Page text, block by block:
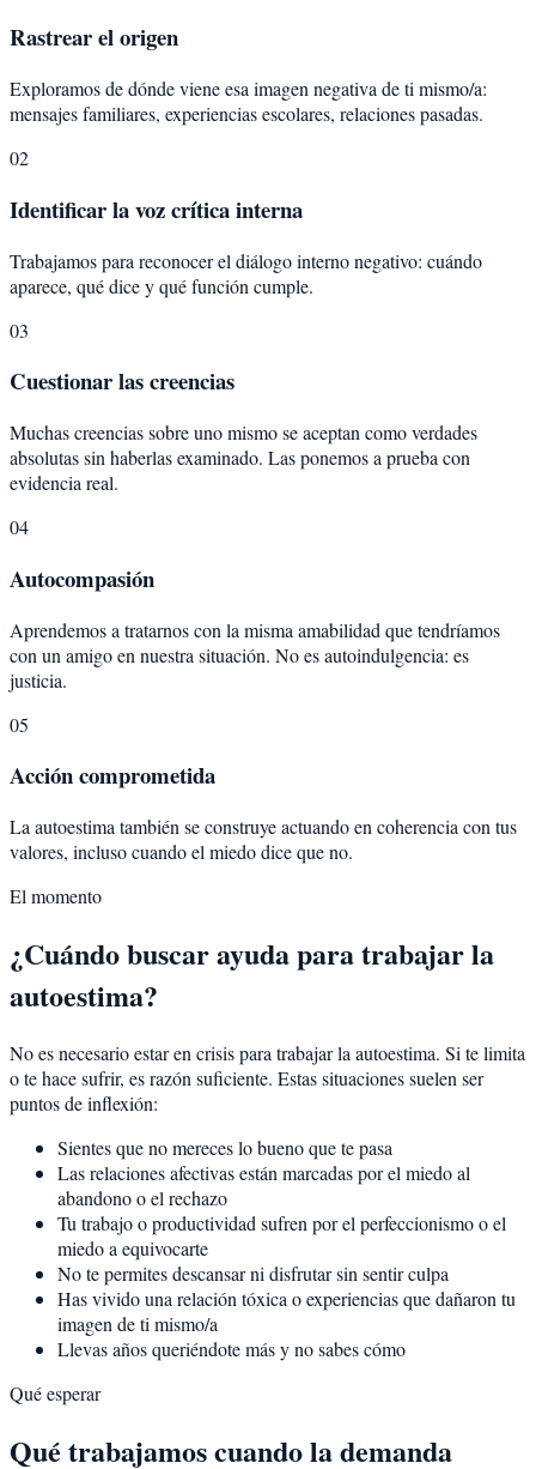
Rastrear el origen
Exploramos de dónde viene esa imagen negativa de ti mismo/a:
mensajes familiares, experiencias escolares, relaciones pasadas.
02
Identificar la voz crítica interna
Trabajamos para reconocer el diálogo interno negativo: cuándo
aparece, qué dice y qué función cumple.
03
Cuestionar las creencias
Muchas creencias sobre uno mismo se aceptan como verdades
absolutas sin haberlas examinado. Las ponemos a prueba con
evidencia real.
04
Autocompasión
Aprendemos a tratarnos con la misma amabilidad que tendríamos
con un amigo en nuestra situación. No es autoindulgencia: es
justicia.
05
Acción comprometida
La autoestima también se construye actuando en coherencia con tus
valores, incluso cuando el miedo dice que no.
El momento
¿Cuándo buscar ayuda para trabajar la
autoestima?
No es necesario estar en crisis para trabajar la autoestima. Si te limita
o te hace sufrir, es razón suficiente. Estas situaciones suelen ser
puntos de inflexión:
Sientes que no mereces lo bueno que te pasa
Las relaciones afectivas están marcadas por el miedo al
abandono o el rechazo
Tu trabajo o productividad sufren por el perfeccionismo o el
miedo a equivocarte
No te permites descansar ni disfrutar sin sentir culpa
Has vivido una relación tóxica o experiencias que dañaron tu
imagen de ti mismo/a
Llevas años queriéndote más y no sabes cómo
Qué esperar
Qué trabajamos cuando la demanda